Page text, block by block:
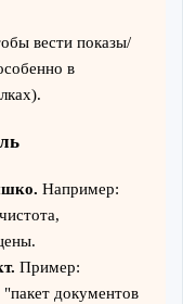
вести показы/
в
Например:
Пример:
документов